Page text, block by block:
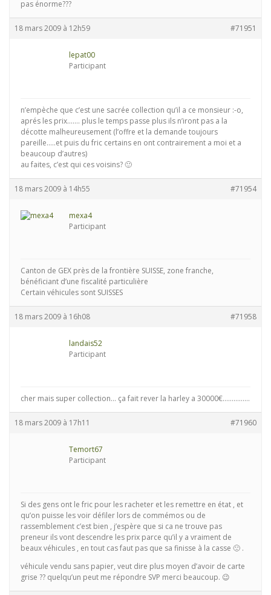
pas énorme???
18 mars 2009 à 12h59 #71951
lepat00
Participant
n’empèche que c’est une sacrée collection qu’il a ce monsieur :-o,
aprés les prix……. plus le temps passe plus ils n’iront pas a la
décotte malheureusement (l’offre et la demande toujours
pareille…..et puis du fric certains en ont contrairement a moi et a
beaucoup d’autres)
au faites, c’est qui ces voisins? 🙂
18 mars 2009 à 14h55 #71954
mexa4
Participant
Canton de GEX près de la frontière SUISSE, zone franche,
bénéficiant d’une fiscalité particulière
Certain véhicules sont SUISSES
18 mars 2009 à 16h08 #71958
landais52
Participant
cher mais super collection… ça fait rever la harley a 30000€……………
18 mars 2009 à 17h11 #71960
Temort67
Participant
Si des gens ont le fric pour les racheter et les remettre en état , et
qu’on puisse les voir défiler lors de commémos ou de
rassemblement c’est bien , j’espère que si ca ne trouve pas
preneur ils vont descendre les prix parce qu’il y a vraiment de
beaux véhicules , en tout cas faut pas que sa finisse à la casse 🙁 .
véhicule vendu sans papier, veut dire plus moyen d’avoir de carte
grise ?? quelqu’un peut me répondre SVP merci beaucoup. 😉